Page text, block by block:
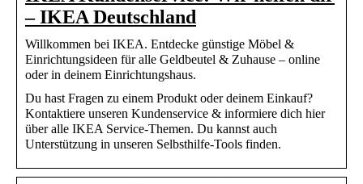
– IKEA Deutschland
Willkommen bei IKEA. Entdecke günstige Möbel &
Einrichtungsideen für alle Geldbeutel & Zuhause – online
oder in deinem Einrichtungshaus.
Du hast Fragen zu einem Produkt oder deinem Einkauf?
Kontaktiere unseren Kundenservice & informiere dich hier
über alle IKEA Service-Themen. Du kannst auch
Unterstützung in unseren Selbsthilfe-Tools finden.